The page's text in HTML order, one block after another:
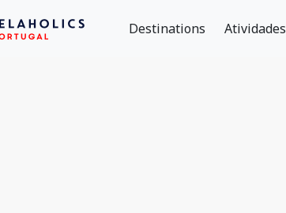
Destinations Atividades